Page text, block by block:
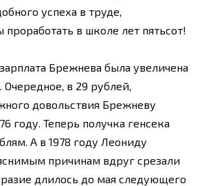
успеха в труде,
проработать в школе лет пятьсот!
Брежнева была увеличена
в 29 рублей,
довольствия Брежневу
году. Теперь получка генсека
А в 1978 году Леониду
причинам вдруг срезали
длилось до мая следующего